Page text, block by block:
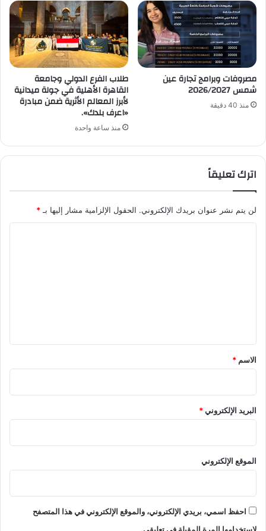
مصروفات وبرامج تجارة عين
شمس 2026/2027
منذ 40 دقيقة
طلاب الفرع الدولي وجامعة
القاهرة الأهلية في جولة ميدانية
لأبرز المعالم الأثرية ضمن مبادرة
«اعرف بلدك».
منذ ساعة واحدة
اترك تعليقاً
لن يتم نشر عنوان بريدك الإلكتروني. الحقول الإلزامية مشار إليها بـ *
*
الاسم *
البريد الإلكتروني*
الموقع الإلكتروني
احفظ اسمي، بريدي الإلكتروني، والموقع الإلكتروني في هذا المتصفح
لاستخدامها المرة المقبلة في تعليقي.